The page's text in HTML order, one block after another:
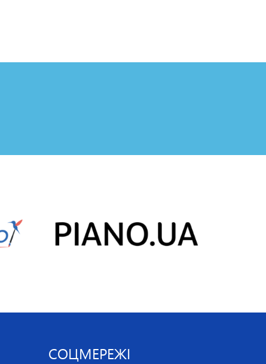
СОЦМЕРЕЖІ